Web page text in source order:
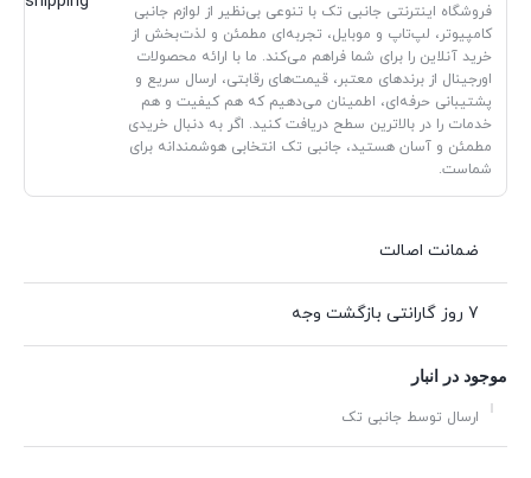
فروشگاه اینترنتی جانبی تک با تنوعی بی‌نظیر از لوازم جانبی
کامپیوتر، لپ‌تاپ و موبایل، تجربه‌ای مطمئن و لذت‌بخش از
خرید آنلاین را برای شما فراهم می‌کند. ما با ارائه محصولات
اورجینال از برندهای معتبر، قیمت‌های رقابتی، ارسال سریع و
پشتیبانی حرفه‌ای، اطمینان می‌دهیم که هم کیفیت و هم
خدمات را در بالاترین سطح دریافت کنید. اگر به دنبال خریدی
مطمئن و آسان هستید، جانبی تک انتخابی هوشمندانه برای
شماست.
ضمانت اصالت
7 روز گارانتی بازگشت وجه
موجود در انبار
ارسال توسط جانبی تک